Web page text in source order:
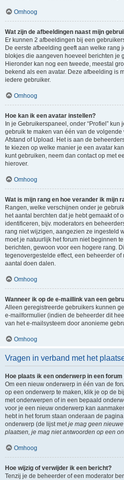
Omhoog
Wat zijn de afbeeldingen naast mijn
Er kunnen 2 afbeeldingen bij een
De eerste afbeelding geeft aan welke rang
blokjes die aangeven hoeveel berichten je
Hieronder kan nog een tweede, meestal
bekend als een avatar. Deze afbeelding is
iedere gebruiker.
Omhoog
Hoe kan ik een avatar instellen?
In je Gebruikerspaneel, onder “Profiel”
gebruik te maken van één van de
Afstand of Upload. Het is aan de
te kiezen op welke manier je een avatar
kunt gebruiken, neem dan contact op met
hierover.
Omhoog
Wat is mijn rang en hoe verander ik mijn
Rangen, welke verschijnen onder je
het aantal berchten dat je hebt gemaakt of
identificeren, bijv. moderators en
rang niet wijzigen, aangezien ze ingesteld
moet je natuurlijk het forum niet beginnen
berichten, gewoon voor een hogere rang.
tegenovergestelde effect, een beheerder
aantal doen dalen.
Omhoog
Wanneer ik op de e-maillink van een
Alleen geregistreerde gebruikers kunnen
e-mailformulier (indien de beheerder dit
van het e-mailsysteem door anonieme
Omhoog
Vragen in verband met het
Hoe plaats ik een onderwerp in een
Om een nieuw onderwerp in één van de
op een onderwerp te maken, klik je op de
met onderwerpen of in een bepaald
voor je een nieuw onderwerp kan
hebt in het forum staan onderaan de
onderwerp (de lijst metje mag geen
plaatsen, je mag niet antwoorden op een
Omhoog
Hoe wijzig of verwijder ik een bericht?
Tenzij je de beheerder of een moderator